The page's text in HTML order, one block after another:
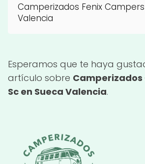
Camperizados Fenix
Valencia
Esperamos que te haya
artículo sobre
Sc en Sueca Valencia.